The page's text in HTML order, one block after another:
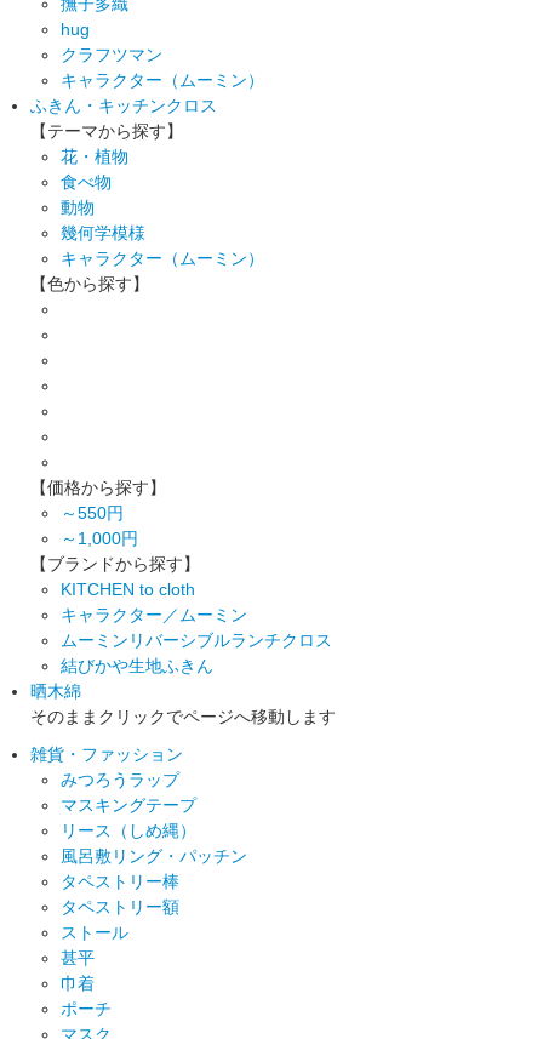
hug
クラフツマン
キャラクター（ムーミン）
ふきん・キッチンクロス
【テーマから探す】
花・植物
食べ物
動物
幾何学模様
キャラクター（ムーミン）
【色から探す】
【価格から探す】
～550円
～1,000円
【ブランドから探す】
KITCHEN to cloth
キャラクター／ムーミン
ムーミンリバーシブルランチクロス
結びかや生地ふきん
晒木綿
そのままクリックでページへ移動します
雑貨・ファッション
みつろうラップ
マスキングテープ
リース（しめ縄）
風呂敷リング・パッチン
タペストリー棒
タペストリー額
ストール
甚平
巾着
ポーチ
マスク